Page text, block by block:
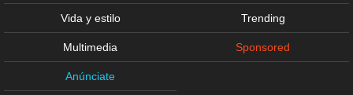
Vida y estilo Trending
Multimedia Sponsored
Anúnciate